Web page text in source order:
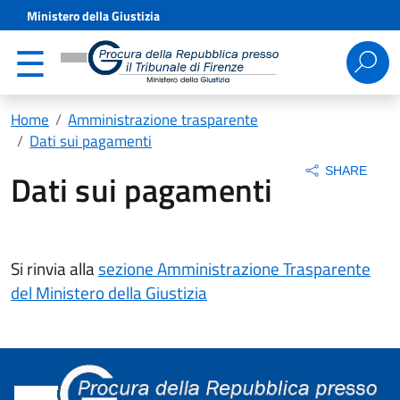
Ministero della Giustizia
Ricerca
per:
Home
Amministrazione trasparente
Dati sui pagamenti
Dati sui pagamenti SHARE
Si rinvia allasezione Amministrazione Trasparente
del Ministero della Giustizia